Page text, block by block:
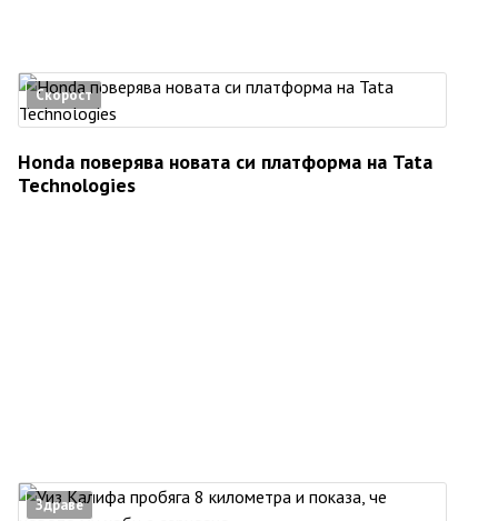
Скорост
Honda поверява новата си платформа на Tata
Technologies
Здраве